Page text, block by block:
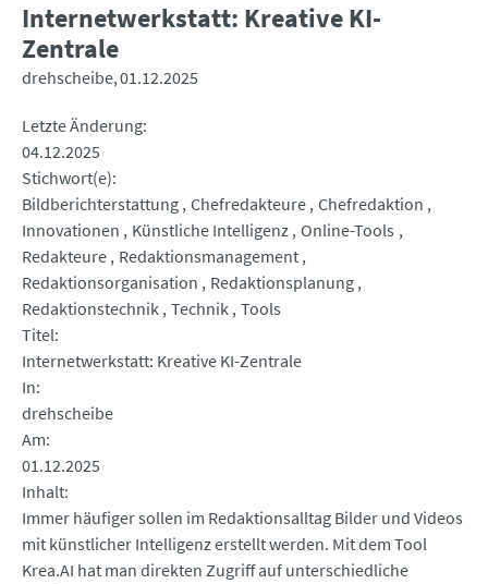
Internetwerkstatt: Kreative KI-
Zentrale
drehscheibe 01.12.2025
Letzte Änderung
04.12.2025
Stichwort(e)
Bildberichterstattung Chefredakteure Chefredaktion
Innovationen
Künstliche Intelligenz Online-Tools
Redakteure Redaktionsmanagement
Redaktionsorganisation
Redaktionsplanung
Redaktionstechnik Technik Tools
Titel
Internetwerkstatt: Kreative KI-Zentrale
In
drehscheibe
Am
01.12.2025
Inhalt
Immer häufiger sollen im Redaktionsalltag Bilder und Videos
mit künstlicher Intelligenz erstellt werden. Mit dem Tool
Krea.AI hat man direkten Zugriff auf unterschiedliche